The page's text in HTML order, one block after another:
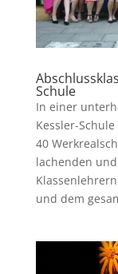
Schule
In einer
Kessler-
40
lachenden
und dem